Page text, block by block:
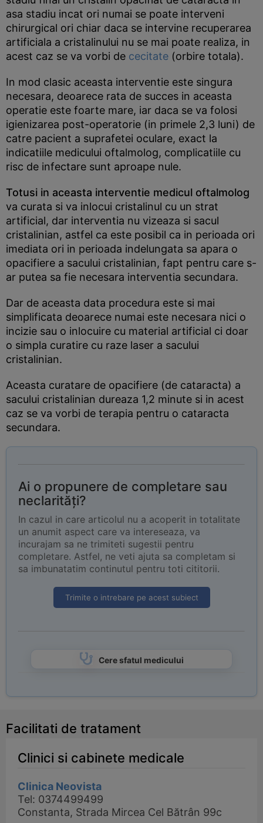
asa stadiu incat ori numai se poate interveni
chirurgical ori chiar daca se intervine recuperarea
artificiala a cristalinului nu se mai poate realiza, in
acest caz se va vorbi de cecitate (orbire totala).
In mod clasic aceasta interventie este singura
necesara, deoarece rata de succes in aceasta
operatie este foarte mare, iar daca se va folosi
igienizarea post-operatorie (in primele 2,3 luni) de
catre pacient a suprafetei oculare, exact la
indicatiile medicului oftalmolog, complicatiile cu
risc de infectare sunt aproape nule.
Totusi in aceasta interventie medicul oftalmolog
va curata si va inlocui cristalinul cu un strat
artificial, dar interventia nu vizeaza si sacul
cristalinian, astfel ca este posibil ca in perioada ori
imediata ori in perioada indelungata sa apara o
opacifiere a sacului cristalinian, fapt pentru care s-
ar putea sa fie necesara interventia secundara.
Dar de aceasta data procedura este si mai
simplificata deoarece numai este necesara nici o
incizie sau o inlocuire cu material artificial ci doar
o simpla curatire cu raze laser a sacului
cristalinian.
Aceasta curatare de opacifiere (de cataracta) a
sacului cristalinian dureaza 1,2 minute si in acest
caz se va vorbi de terapia pentru o cataracta
secundara.
Ai o propunere de completare sau
neclarități?
In cazul in care articolul nu a acoperit in totalitate
un anumit aspect care va intereseaza, va
incurajam sa ne trimiteti sugestii pentru
completare. Astfel, ne veti ajuta sa completam si
sa imbunatatim continutul pentru toti cititorii.
Trimite o intrebare pe acest subiect
Cere sfatul medicului
Facilitati de tratament
Clinici si cabinete medicale
Clinica Neovista
Tel: 0374499499
Constanta, Strada Mircea Cel Bătrân 99c